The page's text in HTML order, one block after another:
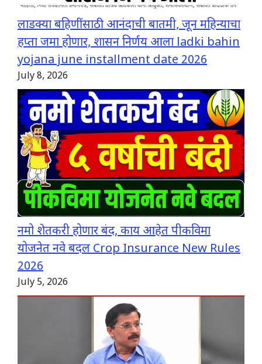
लाडक्या बहिणींसाठी आनंदाची बातमी, जून महिन्याचा
हप्ता जमा होणार, शासन निर्णय आला ladki bahin
yojana june installment date 2026
July 8, 2026
नमो शेतकरी होणार बंद, काय आहेत पीकविमा
योजनेत नवे बदल Crop Insurance New Rules
2026
July 5, 2026